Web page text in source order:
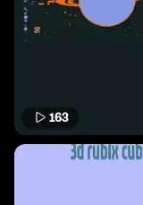
163